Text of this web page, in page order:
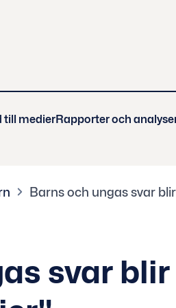
till medierRapporter och
Barns och ungas svar
svar blir